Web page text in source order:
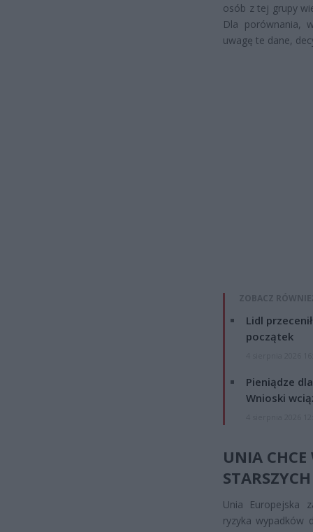
osób z tej grupy
Dla porównania,
uwagę te dane,
ZOBACZ
Lidl
początek
Pieniądze
Wnioski
UNIA
STARSZYCH
Unia Europejska
ryzyka wypadków